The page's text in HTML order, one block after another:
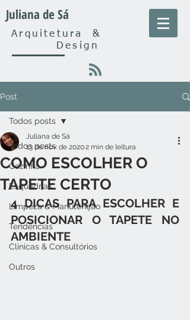
Arquitetura&
Design
Juliana de Sá
Post
Todos posts
Cozinha
Esquadrias
Limpeza & Manutenção
Tendências
Clínicas & Consultórios
Outros
Todos posts
COMO ESCOLHER O
TAPETE CERTO
Juliana de Sá
13 de nov. de 20202 min de leitura
4 DICAS PARA ESCOLHER E
POSICIONAR O TAPETE NO
AMBIENTE